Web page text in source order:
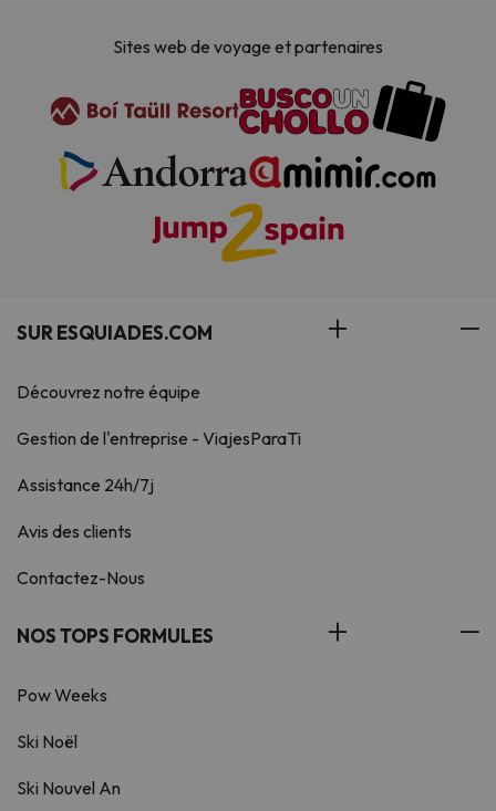
Sites web de voyage et partenaires
SUR ESQUIADES.COM
Découvrez notre équipe
Gestion de l'entreprise - ViajesParaTi
Assistance 24h/7j
Avis des clients
Contactez-Nous
NOS TOPS FORMULES
Pow Weeks
Ski Noël
Ski Nouvel An